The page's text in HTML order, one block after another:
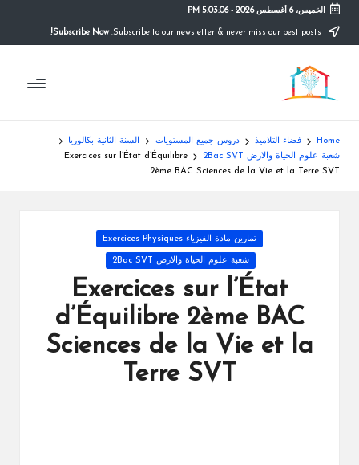
content
الخميس، 6 أغسطس 2026 -
5:03:07 PM
Subscribe Now!
م
و
ق
ع
التعليم
الصريح
Home فضاء التلاميذ دروس جميع المستويات
السنة الثانية بكالوريا
شعبة علوم الحياة والارض 2Bac SVT
Exercices sur l’État d’Équilibre
2ème BAC Sciences de la Vie et la Terre SVT
Posted
تمارين مادة الفيزياء Exercices Physiques
شعبة علوم الحياة والارض 2Bac SVT
Exercices sur l’État
d’Équilibre 2ème BAC
Sciences de la Vie et la
Terre SVT